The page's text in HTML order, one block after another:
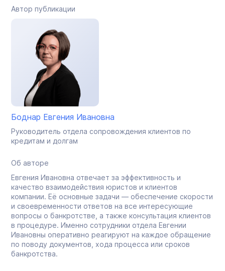
Автор публикации
Боднар Евгения Ивановна
Руководитель отдела сопровождения клиентов по
кредитам и долгам
Об авторе
Евгения Ивановна отвечает за эффективность и
качество взаимодействия юристов и клиентов
компании. Её основные задачи — обеспечение скорости
и своевременности ответов на все интересующие
вопросы о банкротстве, а также консультация клиентов
в процедуре. Именно сотрудники отдела Евгении
Ивановны оперативно реагируют на каждое обращение
по поводу документов, хода процесса или сроков
банкротства.